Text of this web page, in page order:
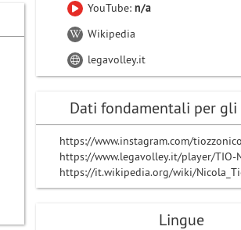
YouTube: n/a
Wikipedia
legavolley.it
Dati fondamentali per gli
https://www.instagram.com/
https://www.legavolley.it/player/TIO-
https://it.wikipedia.org/wiki/
Lingue